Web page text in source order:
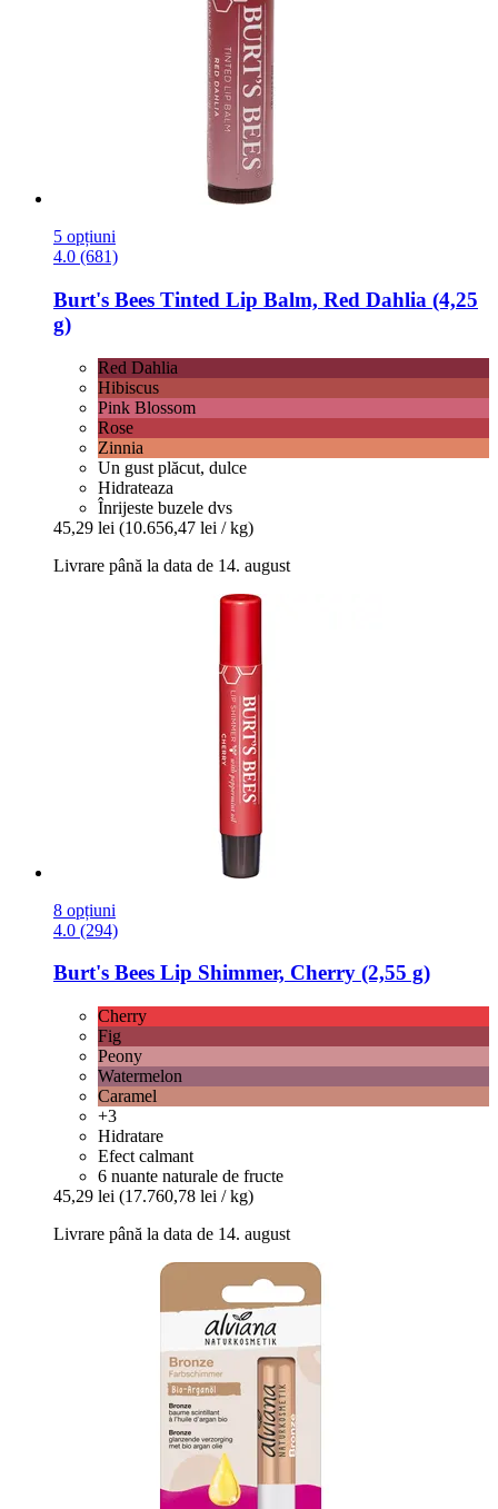
5 opțiuni
4.0 (681)
Burt's Bees Tinted Lip Balm, Red Dahlia (4,25
g)
Red Dahlia
Hibiscus
Pink Blossom
Rose
Zinnia
Un gust plăcut, dulce
Hidrateaza
Înrijeste buzele dvs
45,29 lei (10.656,47 lei / kg)
Livrare până la data de 14. august
8 opțiuni
4.0 (294)
Burt's Bees Lip Shimmer, Cherry (2,55 g)
Cherry
Fig
Peony
Watermelon
Caramel
+3
Hidratare
Efect calmant
6 nuante naturale de fructe
45,29 lei (17.760,78 lei / kg)
Livrare până la data de 14. august